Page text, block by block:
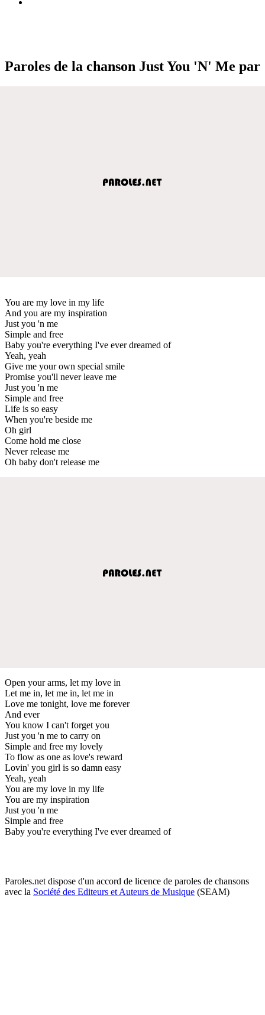
Paroles de la chanson Just You 'N' Me par
You are my love in my life
And you are my inspiration
Just you 'n me
Simple and free
Baby you're everything I've ever dreamed of
Yeah, yeah
Give me your own special smile
Promise you'll never leave me
Just you 'n me
Simple and free
Life is so easy
When you're beside me
Oh girl
Come hold me close
Never release me
Oh baby don't release me
Open your arms, let my love in
Let me in, let me in, let me in
Love me tonight, love me forever
And ever
You know I can't forget you
Just you 'n me to carry on
Simple and free my lovely
To flow as one as love's reward
Lovin' you girl is so damn easy
Yeah, yeah
You are my love in my life
You are my inspiration
Just you 'n me
Simple and free
Baby you're everything I've ever dreamed of
Paroles.net dispose d'un accord de licence de paroles de chansons
avec la Société des Editeurs et Auteurs de Musique (SEAM)